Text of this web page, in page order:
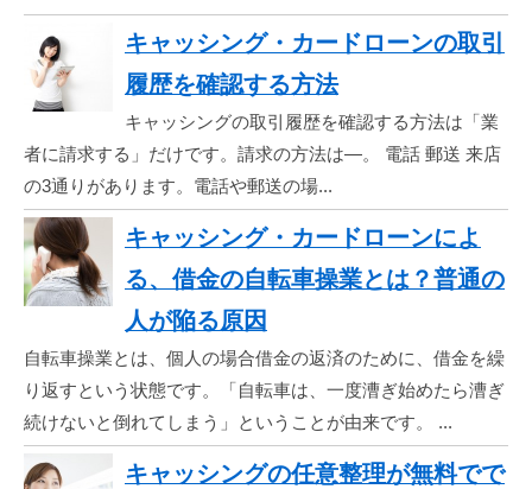
キャッシング・カードローンの取引
履歴を確認する方法
キャッシングの取引履歴を確認する方法は「業
者に請求する」だけです。請求の方法は―。 電話 郵送 来店
の3通りがあります。電話や郵送の場...
キャッシング・カードローンによ
る、借金の自転車操業とは？普通の
人が陥る原因
自転車操業とは、個人の場合借金の返済のために、借金を繰
り返すという状態です。「自転車は、一度漕ぎ始めたら漕ぎ
続けないと倒れてしまう」ということが由来です。 ...
キャッシングの任意整理が無料でで